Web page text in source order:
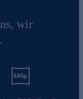
wir